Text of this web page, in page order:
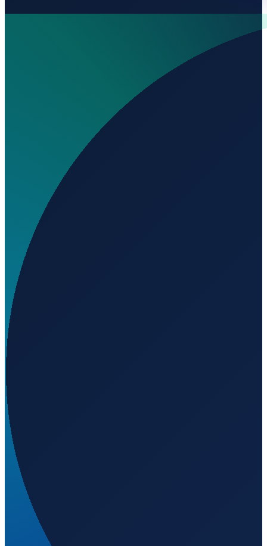
Wo liegt Aboyne Airfield?
Auf welcher Höhe liegt Aboyne Airfield?
Wird geladen...
57.07500
London